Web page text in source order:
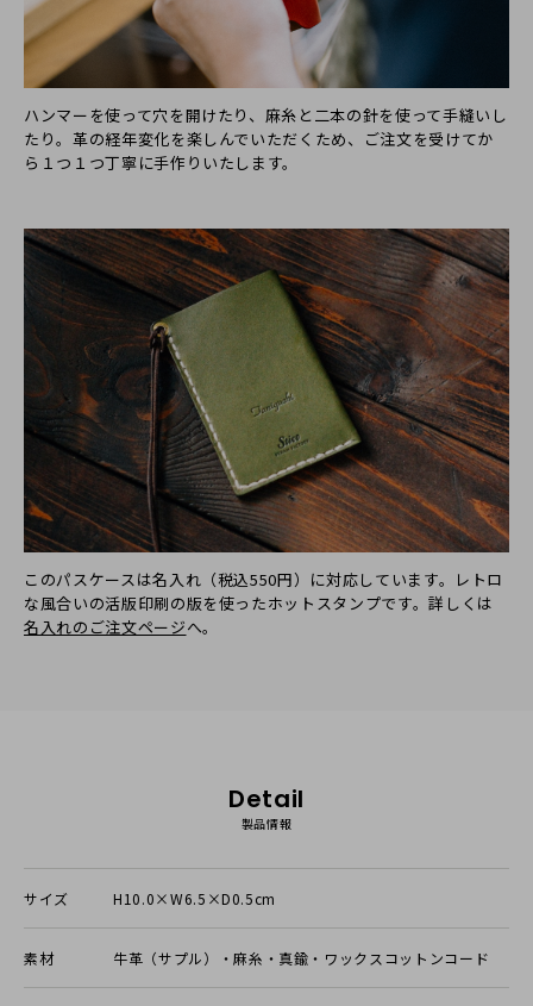
ハンマーを使って穴を開けたり、麻糸と二本の針を使って手縫いし
たり。革の経年変化を楽しんでいただくため、ご注文を受けてか
ら１つ１つ丁寧に手作りいたします。
このパスケースは名入れ（税込550円）に対応しています。レトロ
な風合いの活版印刷の版を使ったホットスタンプです。詳しくは
名入れのご注文ページへ。
Detail
製品情報
サイズ H10.0×W6.5×D0.5cm
素材 牛革（サプル）・麻糸・真鍮・ワックスコットンコード